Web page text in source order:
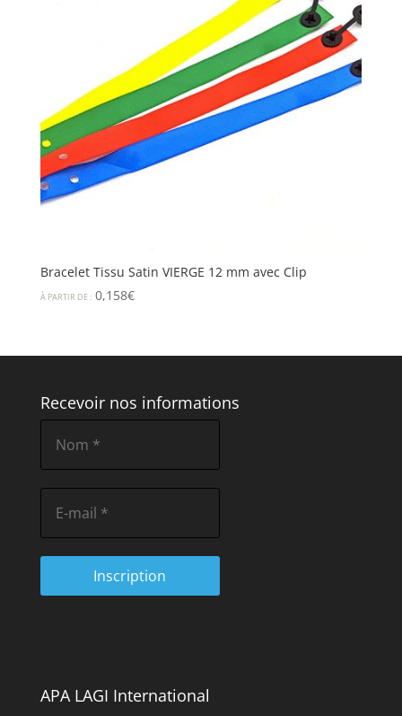
Bracelet Tissu Satin VIERGE 12 mm avec Clip
À PARTIR DE : 0,158€
Recevoir nos informations
APA LAGI International